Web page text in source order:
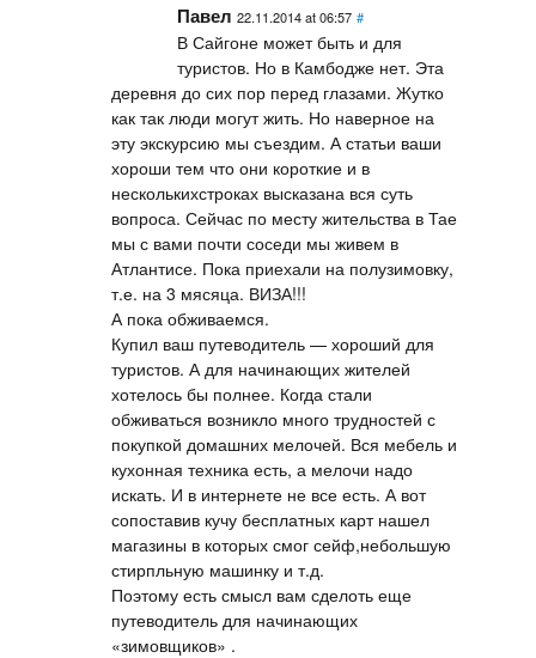
Павел 22.11.2014 at 06:57 #
В Сайгоне может быть и для
туристов. Но в Камбодже нет. Эта
деревня до сих пор перед глазами. Жутко
как так люди могут жить. Но наверное на
эту экскурсию мы съездим. А статьи ваши
хороши тем что они короткие и в
несколькихстроках высказана вся суть
вопроса. Сейчас по месту жительства в Тае
мы с вами почти соседи мы живем в
Атлантисе. Пока приехали на полузимовку,
т.е. на 3 мясяца. ВИЗА!!!
А пока обживаемся.
Купил ваш путеводитель — хороший для
туристов. А для начинающих жителей
хотелось бы полнее. Когда стали
обживаться возникло много трудностей с
покупкой домашних мелочей. Вся мебель и
кухонная техника есть, а мелочи надо
искать. И в интернете не все есть. А вот
сопоставив кучу бесплатных карт нашел
магазины в которых смог сейф,небольшую
стирпльную машинку и т.д.
Поэтому есть смысл вам сделоть еще
путеводитель для начинающих
«зимовщиков» .